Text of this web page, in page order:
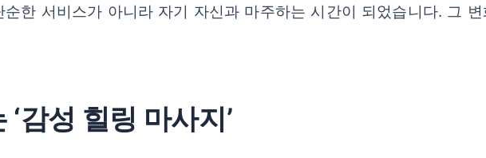
순한 서비스가 아니라 자기 자신과 마주하는 시간이 되었습니다. 그
감성 힐링 마사지’